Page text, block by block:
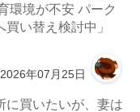
環境が不安 パーク
い替え検討中」
2026年07月25日
に買いたいが、妻は